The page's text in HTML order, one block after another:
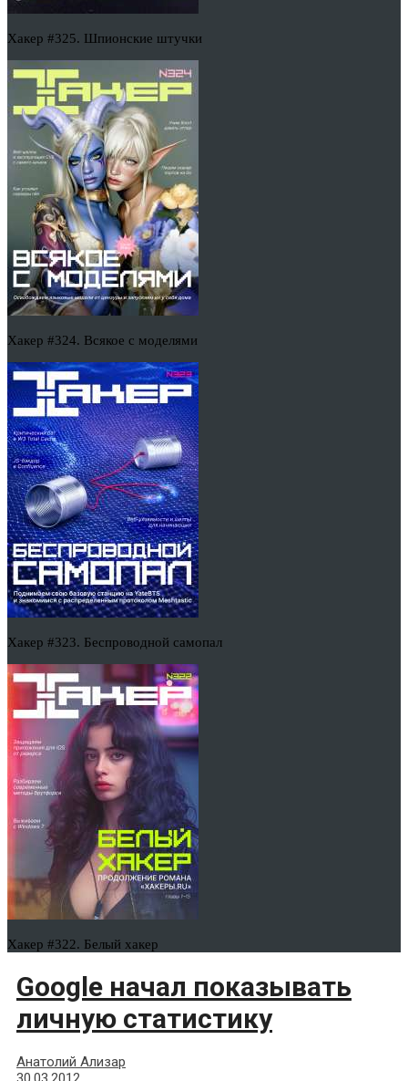
Хакер #325. Шпионские штучки
Хакер #324. Всякое с моделями
Хакер #323. Беспроводной самопал
Хакер #322. Белый хакер
Google начал показывать
личную статистику
Анатолий Ализар